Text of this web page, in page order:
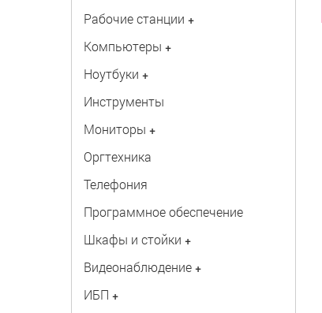
Рабочие станции +
Компьютеры +
Ноутбуки +
Инструменты
Мониторы +
Оргтехника
Телефония
Программное обеспечение
Шкафы и стойки +
Видеонаблюдение +
ИБП +